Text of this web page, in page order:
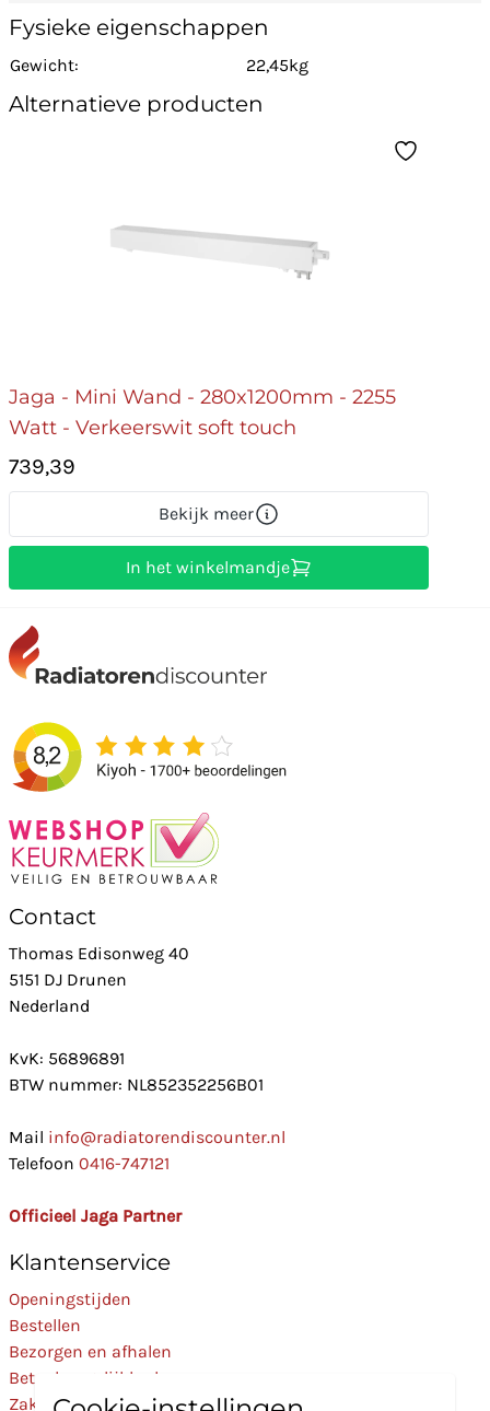
Fysieke eigenschappen
Gewicht: 22,45kg
Alternatieve producten
Jaga - Mini Wand - 280x1200mm - 2255
Watt - Verkeerswit soft touch
739,39
Bekijk meer
In het winkelmandje
Contact
Thomas Edisonweg 40
5151 DJ Drunen
Nederland
KvK: 56896891
BTW nummer: NL852352256B01
Mail info@radiatorendiscounter.nl
Telefoon 0416-747121
Officieel Jaga Partner
Klantenservice
Openingstijden
Bestellen
Bezorgen en afhalen
Betaalmogelijkheden
Zakelijk